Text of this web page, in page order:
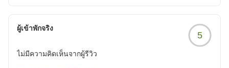
ผู้เข้าพักจริง
5
ไม่มีความคิดเห็นจากผู้รีวิว